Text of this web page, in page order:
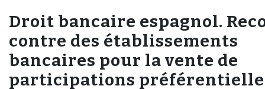
Droit bancaire espagnol.
contre des établissements
bancaires pour la vente de
participations